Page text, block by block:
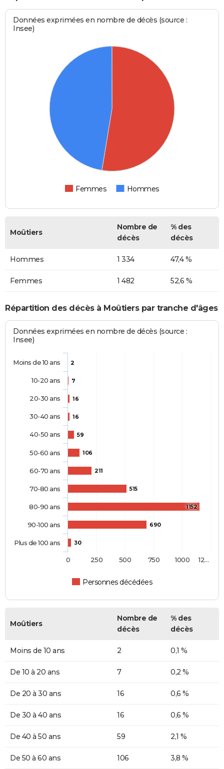
Données exprimées en nombre de décès (source :
Insee)
Femmes Hommes
Moûtiers
Nombre de
décès
% des
décès
Hommes 1 334 47,4 %
Femmes 1 482 52,6 %
Répartition des décès à Moûtiers par tranche d'âges
Données exprimées en nombre de décès (source :
Insee)
2
7
16
16
59
106
211
515
1152
690
30
Personnes décédées
Moins de 10 ans
10-20 ans
20-30 ans
30-40 ans
40-50 ans
50-60 ans
60-70 ans
70-80 ans
80-90 ans
90-100 ans
Plus de 100 ans
0 1000
250 500 750 12…
Moûtiers
Nombre de
décès
% des
décès
Moins de 10 ans 2 0,1 %
De 10 à 20 ans 7 0,2 %
De 20 à 30 ans 16 0,6 %
De 30 à 40 ans 16 0,6 %
De 40 à 50 ans 59 2,1 %
De 50 à 60 ans 106 3,8 %